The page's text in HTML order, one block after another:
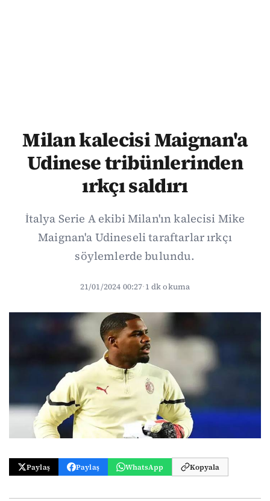
Milan kalecisi Maignan'a
Udinese tribünlerinden
ırkçı saldırı
İtalya Serie A ekibi Milan'ın kalecisi Mike
Maignan'a Udineseli taraftarlar ırkçı
söylemlerde bulundu.
21/01/2024 00:27·1 dk okuma
Paylaş Paylaş WhatsApp Kopyala